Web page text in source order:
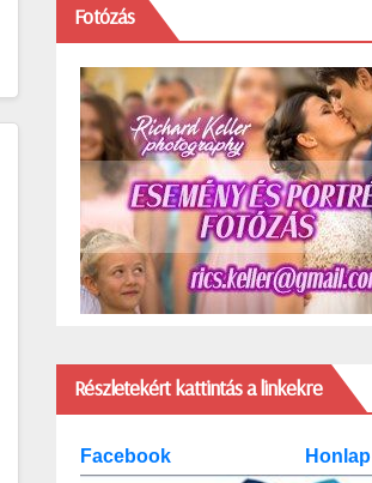
Fotózás
Részletekért kattintás a linkekre
Facebook Honlap